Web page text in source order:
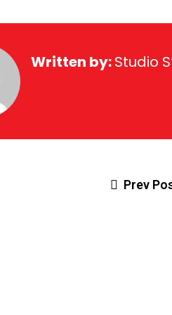
Written by:Studio
Prev